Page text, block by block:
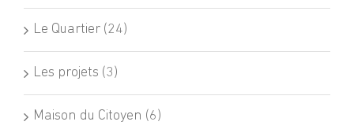
Le Quartier (24)
Les projets (3)
Maison du Citoyen (6)